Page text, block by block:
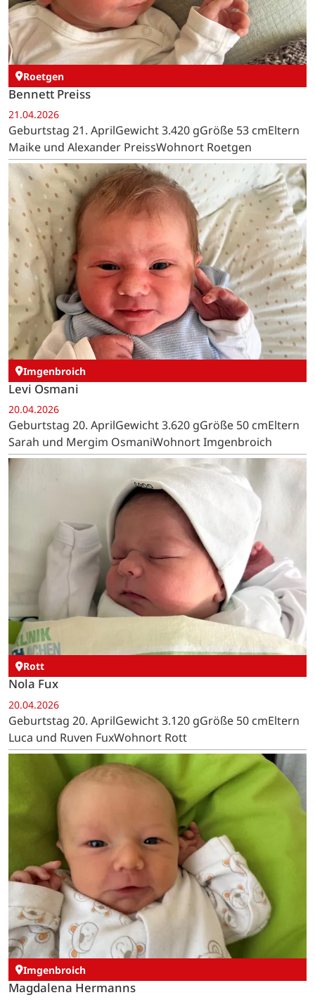
Roetgen
Bennett Preiss
21.04.2026
Geburtstag 21. AprilGewicht 3.420 gGröße 53 cmEltern
Maike und Alexander PreissWohnort Roetgen
Imgenbroich
Levi Osmani
20.04.2026
Geburtstag 20. AprilGewicht 3.620 gGröße 50 cmEltern
Sarah und Mergim OsmaniWohnort Imgenbroich
Rott
Nola Fux
20.04.2026
Geburtstag 20. AprilGewicht 3.120 gGröße 50 cmEltern
Luca und Ruven FuxWohnort Rott
Imgenbroich
Magdalena Hermanns